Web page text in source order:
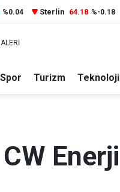
%0.04 Sterlin 64.18 %-0.18
Spor Turizm Teknoloji
Enerji